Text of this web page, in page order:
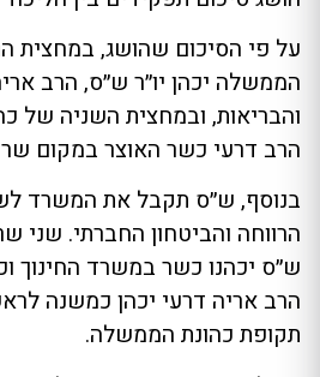
על פי הסיכום שהושג, במחצית
הממשלה יכהן יו״ר ש״ס, הרב
והבריאות, ובמחצית השניה של
הרב דרעי כשר האוצר במקום שר
בנוסף, ש״ס תקבל את המשרד
הרווחה והביטחון החברתי. שני
ש״ס יכהנו כשר במשרד החינוך
הרב אריה דרעי יכהן כמשנה
תקופת כהונת הממשלה.